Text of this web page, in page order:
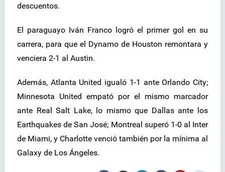
descuentos.
El paraguayo Iván Franco logró el primer gol en su
carrera, para que el Dynamo de Houston remontara y
venciera 2-1 al Austin.
Además, Atlanta United igualó 1-1 ante Orlando City;
Minnesota United empató por el mismo marcador
ante Real Salt Lake, lo mismo que Dallas ante los
Earthquakes de San José; Montreal superó 1-0 al Inter
de Miami, y Charlotte venció también por la mínima al
Galaxy de Los Ángeles.